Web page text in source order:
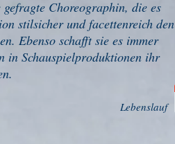
Choreographin, die es
stilsicher und facettenreich den
Ebenso schafft sie es immer
in Schauspielproduktionen ihr
Lebenslauf